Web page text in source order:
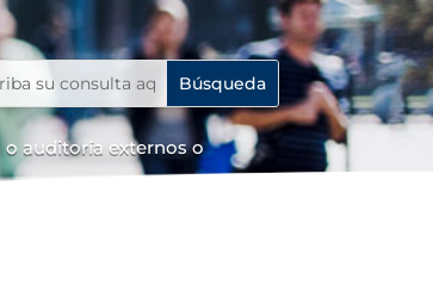
o auditoría externos o